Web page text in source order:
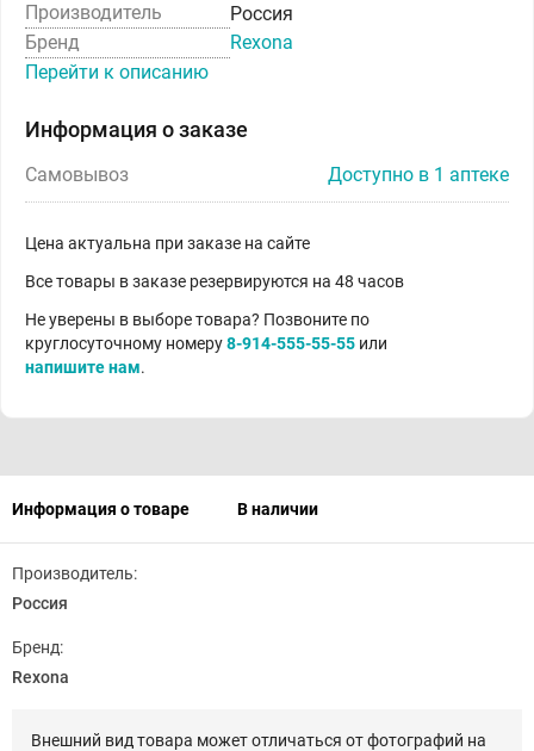
Производитель
Россия
Бренд
Rexona
Перейти к описанию
Информация о заказе
Самовывоз Доступно в 1 аптеке
Цена актуальна при заказе на сайте
Все товары в заказе резервируются на 48 часов
Не уверены в выборе товара? Позвоните по
круглосуточному номеру8-914-555-55-55 или
напишите нам.
Информация о товаре В наличии
Производитель:
Россия
Бренд:
Rexona
Внешний вид товара может отличаться от фотографий на